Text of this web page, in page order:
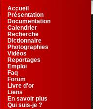
Accueil
Présentation
Documentation
Calendrier
Recherche
Dictionnaire
Photographies
Vidéos
Reportages
Emploi
Faq
Forum
Livre d'or
Liens
En savoir plus
Qui suis-je ?